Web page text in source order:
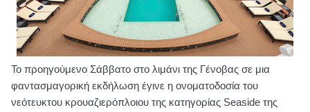
Το προηγούμενο Σάββατο στο λιμάνι της Γένοβας σε μια
φαντασμαγορική εκδήλωση έγινε η ονοματοδοσία του
νεότευκτου κρουαζιερόπλοιου της κατηγορίας Seaside της